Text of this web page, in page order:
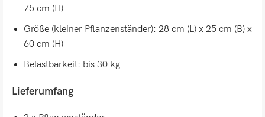
75 cm (H)
Größe (kleiner Pflanzenständer): 28 cm (L) x 25 cm (B) x
60 cm (H)
Belastbarkeit: bis 30 kg
Lieferumfang